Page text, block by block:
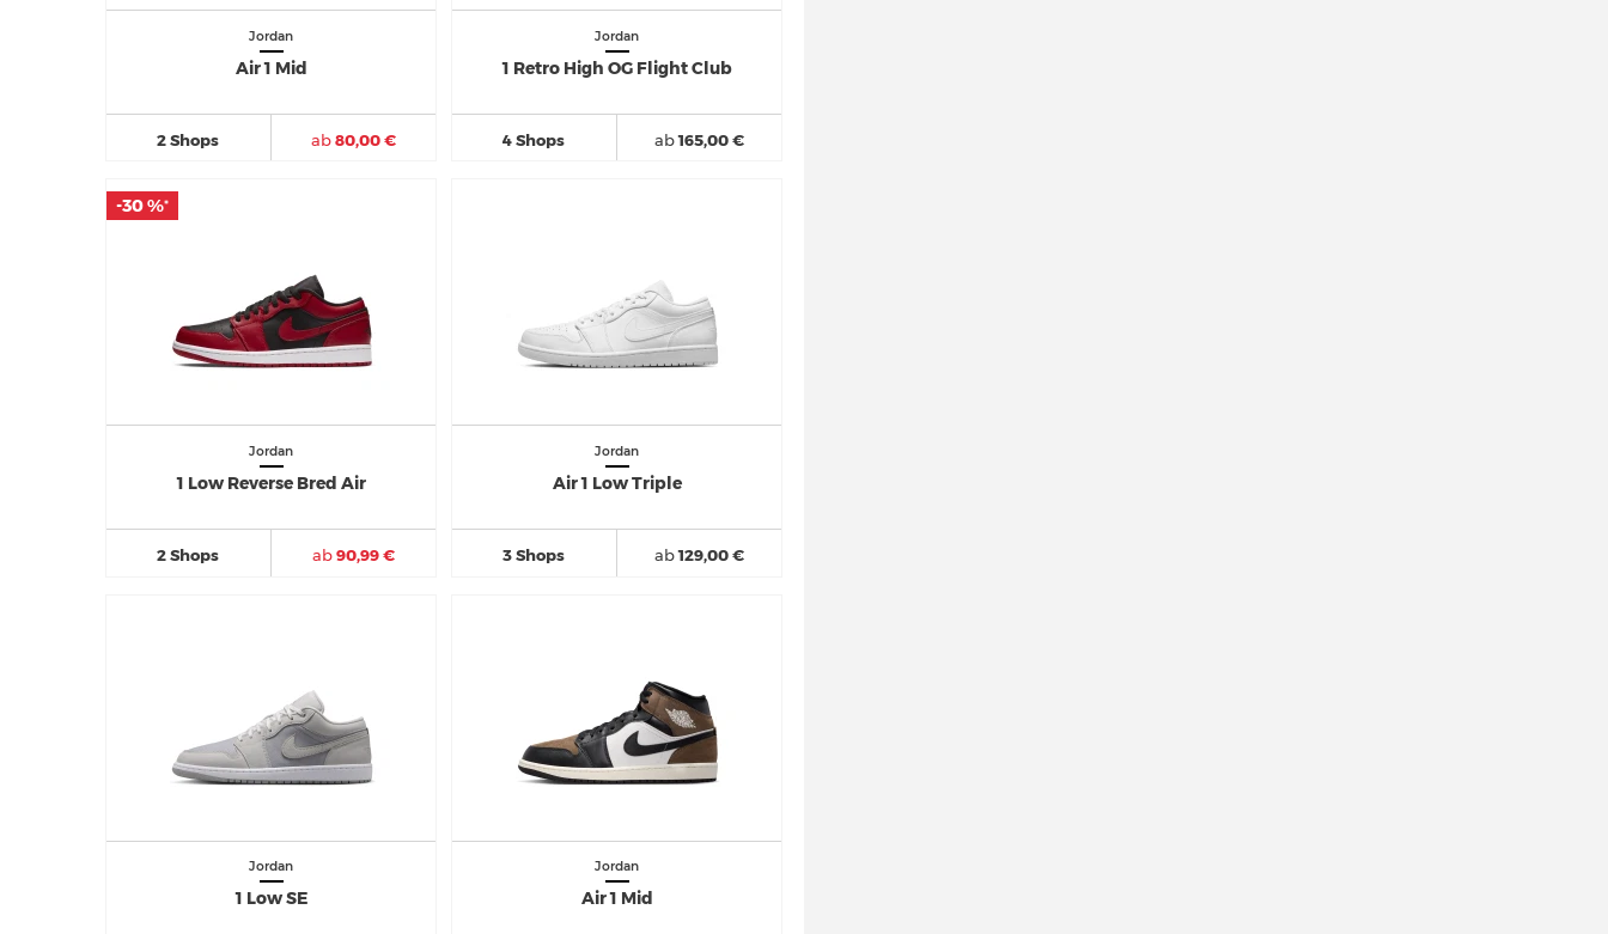
Jordan
Air 1 Mid
2 Shops ab80,00 €
Jordan
1 Retro High OG Flight Club
4 Shops ab165,00 €
Jordan
1 Low Reverse Bred Air
2 Shops ab90,99 €
-30 %*
-30 %*
Jordan
Air 1 Low Triple
3 Shops ab129,00 €
Jordan
1 Low SE
Jordan
Air 1 Mid